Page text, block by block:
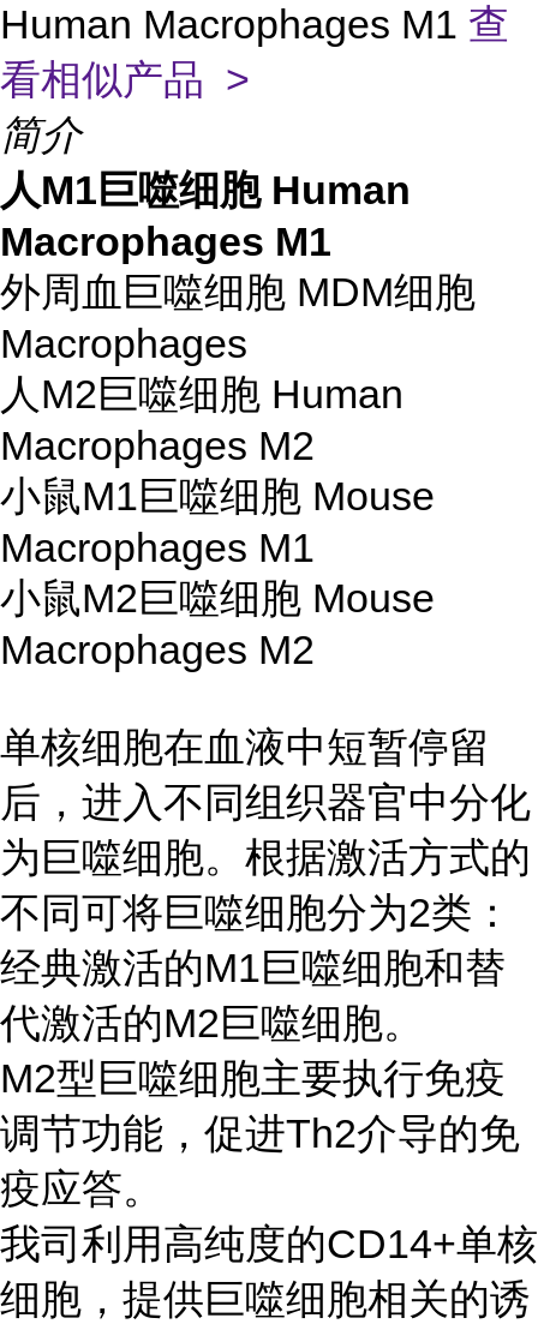
Human Macrophages M1 查
看相似产品 >
简介
人M1巨噬细胞 Human
Macrophages M1
外周血巨噬细胞 MDM细胞
Macrophages
人M2巨噬细胞 Human
Macrophages M2
小鼠M1巨噬细胞 Mouse
Macrophages M1
小鼠M2巨噬细胞 Mouse
Macrophages M2
单核细胞在血液中短暂停留
后，进入不同组织器官中分化
为巨噬细胞。根据激活方式的
不同可将巨噬细胞分为2类：
经典激活的M1巨噬细胞和替
代激活的M2巨噬细胞。
M2型巨噬细胞主要执行免疫
调节功能，促进Th2介导的免
疫应答。
我司利用高纯度的CD14+单核
细胞，提供巨噬细胞相关的诱